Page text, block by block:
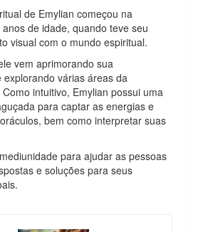
de Emylian começou na
de idade, quando teve seu
visual com o mundo espiritual.
vem aprimorando sua
explorando várias áreas da
intuitivo, Emylian possui uma
para captar as energias e
bem como interpretar suas
para ajudar as pessoas
e soluções para seus